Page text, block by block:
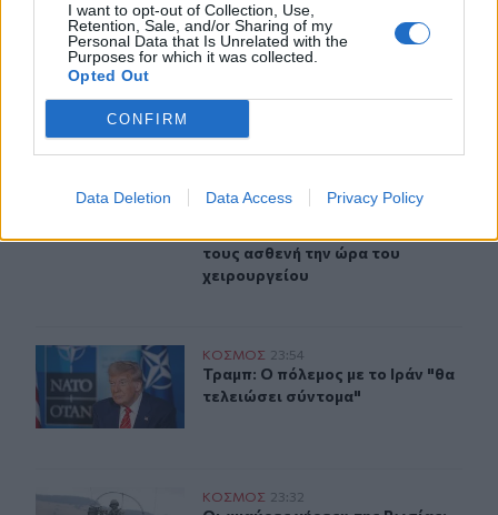
I want to opt-out of Collection, Use,
Retention, Sale, and/or Sharing of my
Personal Data that Is Unrelated with the
Purposes for which it was collected.
Opted Out
CONFIRM
Data Deletion Data Access Privacy Policy
ΣΧΕΤΙΚA AΡΘΡΑ
Ανατριχιαστικό βίντεο από τον
Ανατριχιαστικό βίντεο από τον
σεισμό στην Ιαπωνία: Γιατροί
τους ασθενή την ώρα του
χειρουργείου
Τραμπ: Ο πόλεμος με το Ιράν "θα τελειώσει σύντομα"
ΚΟΣΜΟΣ 23:54
Τραμπ: Ο πόλεμος με το Ιράν "θα
Τραμπ: Ο πόλεμος με το Ιράν "θα
τελειώσει σύντομα"
Οι «μαύρες χήρες» της Ρωσίας: Παντρεύονται
ΚΟΣΜΟΣ 23:32